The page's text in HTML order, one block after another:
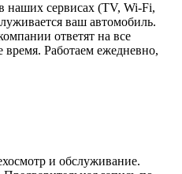
наших сервисах (TV, Wi-Fi,
ваш автомобиль.
ответят на все
Работаем ежедневно,
и обслуживание.